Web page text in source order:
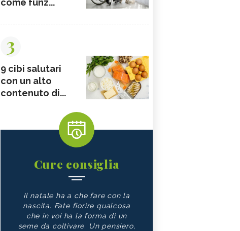
come funz...
3
9 cibi salutari
con un alto
contenuto di...
Cure consiglia
Il natale ha a che fare con la
nascita. Fate fiorire qualcosa
che in voi ha la forma di un
seme da coltivare. Un pensiero,